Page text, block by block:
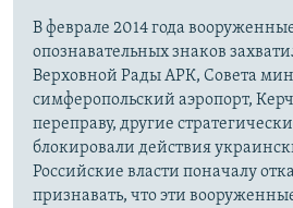
В феврале 2014 года
опознавательных знаков
Верховной Рады АРК, Совета
симферопольский аэропорт,
переправу, другие
блокировали действия
Российские власти поначалу
признавать, что эти